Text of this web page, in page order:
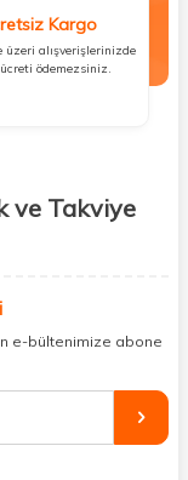
Kargo
üzeri alışverişlerinizde
ödemezsiniz.
ve Takviye
sizlerle
gerek yok;
ve kapınıza kadar
tamamlayabilir,
gıdalara
e-bültenimize abone